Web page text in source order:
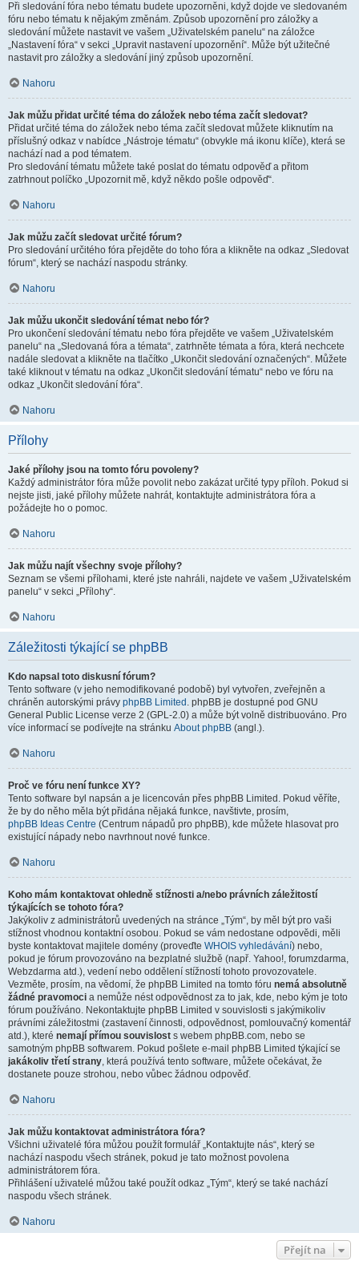
Při sledování fóra nebo tématu budete upozorněni, když dojde ve sledovaném
fóru nebo tématu k nějakým změnám. Způsob upozornění pro záložky a
sledování můžete nastavit ve vašem „Uživatelském panelu“ na záložce
„Nastavení fóra“ v sekci „Upravit nastavení upozornění“. Může být užitečné
nastavit pro záložky a sledování jiný způsob upozornění.
Nahoru
Jak můžu přidat určité téma do záložek nebo téma začít sledovat?
Přidat určité téma do záložek nebo téma začít sledovat můžete kliknutím na
příslušný odkaz v nabídce „Nástroje tématu“ (obvykle má ikonu klíče), která se
nachází nad a pod tématem.
Pro sledování tématu můžete také poslat do tématu odpověď a přitom
zatrhnout políčko „Upozornit mě, když někdo pošle odpověď“.
Nahoru
Jak můžu začít sledovat určité fórum?
Pro sledování určitého fóra přejděte do toho fóra a klikněte na odkaz „Sledovat
fórum“, který se nachází naspodu stránky.
Nahoru
Jak můžu ukončit sledování témat nebo fór?
Pro ukončení sledování tématu nebo fóra přejděte ve vašem „Uživatelském
panelu“ na „Sledovaná fóra a témata“, zatrhněte témata a fóra, která nechcete
nadále sledovat a klikněte na tlačítko „Ukončit sledování označených“. Můžete
také kliknout v tématu na odkaz „Ukončit sledování tématu“ nebo ve fóru na
odkaz „Ukončit sledování fóra“.
Nahoru
Přílohy
Jaké přílohy jsou na tomto fóru povoleny?
Každý administrátor fóra může povolit nebo zakázat určité typy příloh. Pokud si
nejste jisti, jaké přílohy můžete nahrát, kontaktujte administrátora fóra a
požádejte ho o pomoc.
Nahoru
Jak můžu najít všechny svoje přílohy?
Seznam se všemi přílohami, které jste nahráli, najdete ve vašem „Uživatelském
panelu“ v sekci „Přílohy“.
Nahoru
Záležitosti týkající se phpBB
Kdo napsal toto diskusní fórum?
Tento software (v jeho nemodifikované podobě) byl vytvořen, zveřejněn a
chráněn autorskými právy phpBB Limited . phpBB je dostupné pod GNU
General Public License verze 2 (GPL-2.0) a může být volně distribuováno. Pro
více informací se podívejte na stránku About phpBB (angl.).
Nahoru
Proč ve fóru není funkce XY?
Tento software byl napsán a je licencován přes phpBB Limited. Pokud věříte,
že by do něho měla být přidána nějaká funkce, navštivte, prosím,
phpBB Ideas Centre (Centrum nápadů pro phpBB), kde můžete hlasovat pro
existující nápady nebo navrhnout nové funkce.
Nahoru
Koho mám kontaktovat ohledně stížnosti a/nebo právních záležitostí
týkajících se tohoto fóra?
Jakýkoliv z administrátorů uvedených na stránce „Tým“, by měl být pro vaši
stížnost vhodnou kontaktní osobou. Pokud se vám nedostane odpovědi, měli
byste kontaktovat majitele domény (proveďte WHOIS vyhledávání) nebo,
pokud je fórum provozováno na bezplatné službě (např. Yahoo!, forumzdarma,
Webzdarma atd.), vedení nebo oddělení stížností tohoto provozovatele.
Vezměte, prosím, na vědomí, že phpBB Limited na tomto fóru nemá absolutně
žádné pravomoci a nemůže nést odpovědnost za to jak, kde, nebo kým je toto
fórum používáno. Nekontaktujte phpBB Limited v souvislosti s jakýmikoliv
právními záležitostmi (zastavení činnosti, odpovědnost, pomlouvačný komentář
atd.), které nemají přímou souvislost s webem phpBB.com, nebo se
samotným phpBB softwarem. Pokud pošlete e-mail phpBB Limited týkající se
jakákoliv třetí strany, která používá tento software, můžete očekávat, že
dostanete pouze strohou, nebo vůbec žádnou odpověď.
Nahoru
Jak můžu kontaktovat administrátora fóra?
Všichni uživatelé fóra můžou použít formulář „Kontaktujte nás“, který se
nachází naspodu všech stránek, pokud je tato možnost povolena
administrátorem fóra.
Přihlášení uživatelé můžou také použít odkaz „Tým“, který se také nachází
naspodu všech stránek.
Nahoru
Přejít na